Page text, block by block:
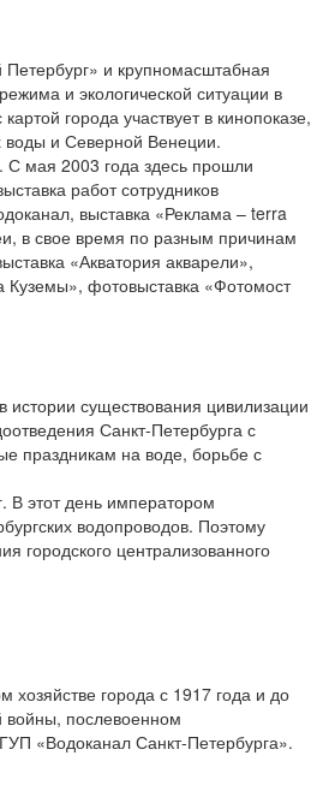
и крупномасштабная
и экологической ситуации в
города участвует в кинопоказе,
и Северной Венеции.
С мая 2003 года здесь прошли
работ сотрудников
выставка «Реклама – terra
в свое время по разным причинам
«Акватория акварели»,
Куземы», фотовыставка «Фотомост
истории существования цивилизации
Санкт-Петербурга с
праздникам на воде, борьбе с
В этот день императором
водопроводов. Поэтому
городского централизованного
города с 1917 года и до
войны, послевоенном
«Водоканал Санкт-Петербурга».